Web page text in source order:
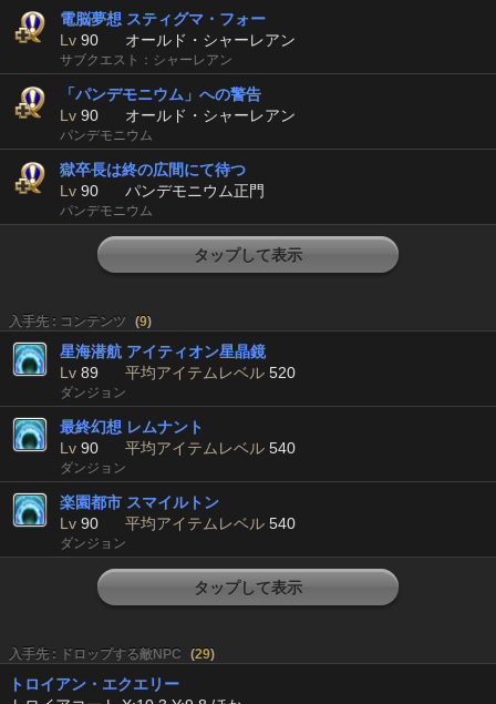
電脳夢想 スティグマ・フォー
Lv 90 オールド・シャーレアン
サブクエスト：シャーレアン
「パンデモニウム」への警告
Lv 90 オールド・シャーレアン
パンデモニウム
獄卒長は終の広間にて待つ
Lv 90 パンデモニウム正門
パンデモニウム
タップして表示
入手先 : コンテンツ (9)
星海潜航 アイティオン星晶鏡
Lv 89 平均アイテムレベル 520
ダンジョン
最終幻想 レムナント
Lv 90 平均アイテムレベル 540
ダンジョン
楽園都市 スマイルトン
Lv 90 平均アイテムレベル 540
ダンジョン
タップして表示
入手先 : ドロップする敵NPC (29)
トロイアン・エクエリー